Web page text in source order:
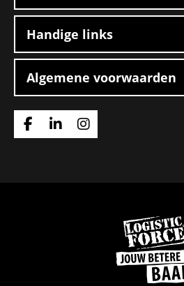
Handige links
Algemene voorwaarden
Ga
Ga
Ga
Ga
naar
de
homepage